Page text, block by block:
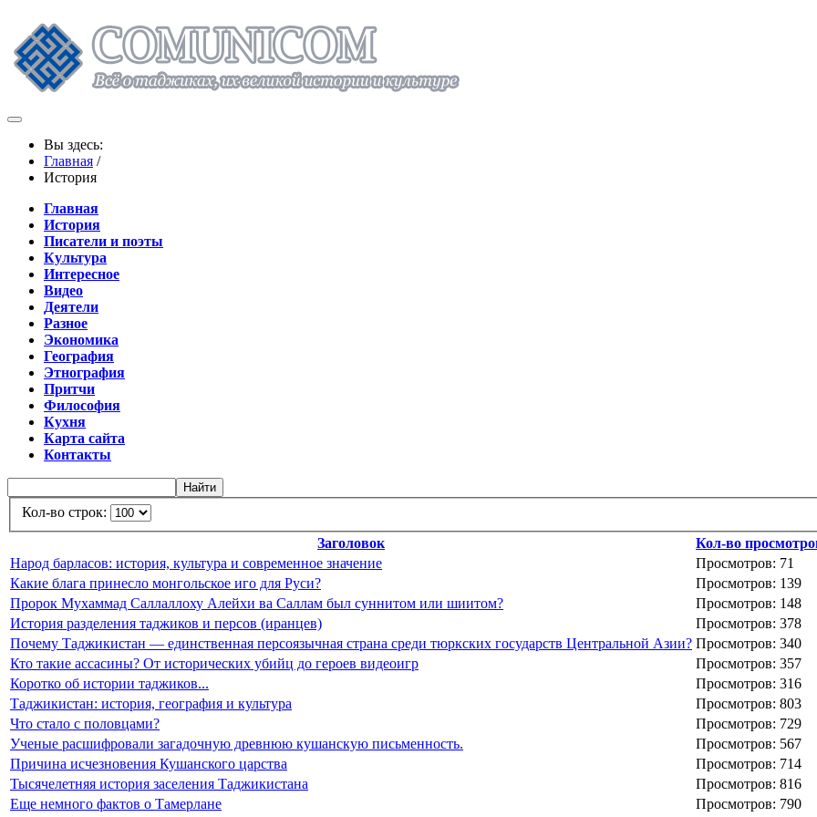
Вы здесь:
Главная /
История
Главная
История
Писатели и поэты
Культура
Интересное
Видео
Деятели
Разное
Экономика
География
Этнография
Притчи
Философия
Кухня
Карта сайта
Контакты
Кол-во строк:
Заголовок
Кол-во
Народ барласов: история, культура и современное значение
Просмотров: 71
Какие блага принесло монгольское иго для Руси?
Просмотров: 139
Пророк Мухаммад Саллаллоху Алейхи ва Саллам был суннитом или шиитом?
Просмотров: 148
История разделения таджиков и персов (иранцев)
Просмотров: 378
Почему Таджикистан — единственная персоязычная страна среди тюркских государств Центральной Азии? Просмотров: 340
Кто такие ассасины? От исторических убийц до героев видеоигр
Просмотров: 357
Коротко об истории таджиков...
Просмотров: 316
Таджикистан: история, география и культура
Просмотров: 803
Что стало с половцами?
Просмотров: 729
Ученые расшифровали загадочную древнюю кушанскую письменность.
Просмотров: 567
Причина исчезновения Кушанского царства
Просмотров: 714
Тысячелетняя история заселения Таджикистана
Просмотров: 816
Еще немного фактов о Тамерлане
Просмотров: 790